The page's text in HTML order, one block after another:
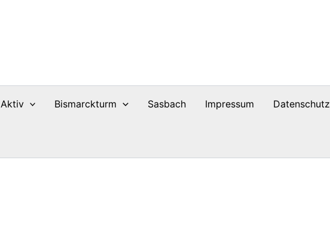
Aktiv Bismarckturm Sasbach Impressum Datenschutz